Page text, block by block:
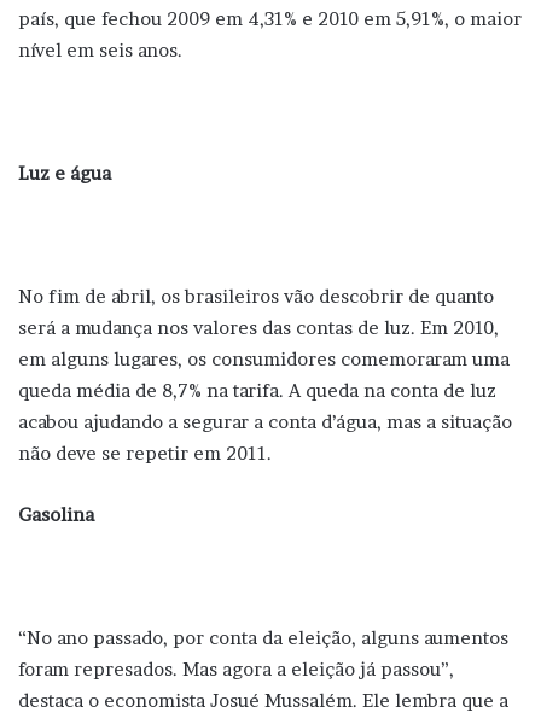
país, que fechou 2009 em 4,31% e 2010 em 5,91%, o maior
nível em seis anos.
Luz e água
No fim de abril, os brasileiros vão descobrir de quanto
será a mudança nos valores das contas de luz. Em 2010,
em alguns lugares, os consumidores comemoraram uma
queda média de 8,7% na tarifa. A queda na conta de luz
acabou ajudando a segurar a conta d’água, mas a situação
não deve se repetir em 2011.
Gasolina
“No ano passado, por conta da eleição, alguns aumentos
foram represados. Mas agora a eleição já passou”,
destaca o economista Josué Mussalém. Ele lembra que a